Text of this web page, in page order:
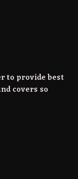
to provide best
covers so